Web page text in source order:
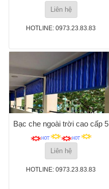
Liên hệ
HOTLINE: 0973.23.83.83
Bạc che ngoài trời cao cấp 5
Liên hệ
HOTLINE: 0973.23.83.83